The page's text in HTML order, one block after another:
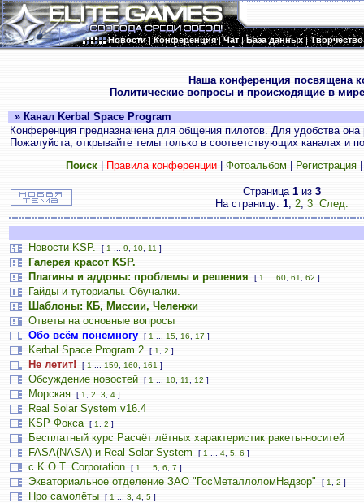
Новости|Конференция|Чат|База данных|Творчество
Наша конференция посвящена
Политические вопросы и происходящие в
» Канал Kerbal Space Program
Конференция предназначена для общения пилотов. Для удобства
Пожалуйста, открывайте темы только в соответствующих каналах и
Поиск| Правила конференции| Фотоальбом Регистрация
Страница 1 из 3
На страницу: 1, 2, 3 След.
Новости KSP. [ 1 9 10 11 ]
Галерея красот KSP.
Плагины и аддоны: проблемы и решения
[ 1 60 61 62 ]
Гайды и туториалы. Обучалки.
Шаблоны: КБ, Миссии, Челенжи
Ответы на основные вопросы
Обо всём понемногу
[ 1 15 16 17 ]
Kerbal Space Program 2 [ 1 2 ]
Не летит! [ 1 159 160 161 ]
Обсуждение новостей [ 1 10 11 12 ]
Морская [ 1 2 3 4 ]
Real Solar System v16.4
KSP Фокса
[ 1 2 ]
Бесплатный курс Расчёт лётных характеристик ракеты-носитей
FASA(NASA) и Real Solar System
[ 1 4 5 6 ]
c.K.O.T. Corporation [ 1 5 6 7 ]
Экваториальное отделение ЗАО "ГосМеталлоломНадзор" [ 1 2 ]
Про самолёты [ 1 3 4 5 ]